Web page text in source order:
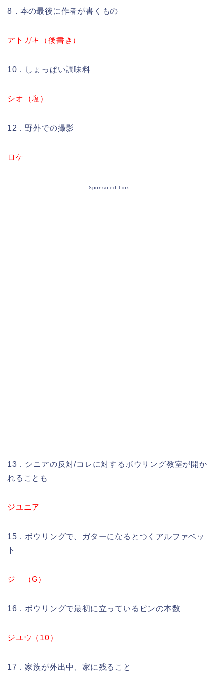
8．本の最後に作者が書くもの
アトガキ（後書き）
10．しょっぱい調味料
シオ（塩）
12．野外での撮影
ロケ
Sponsored Link
13．シニアの反対/コレに対するボウリング教室が開か
れることも
ジユニア
15．ボウリングで、ガターになるとつくアルファベッ
ト
ジー（G）
16．ボウリングで最初に立っているピンの本数
ジユウ（10）
17．家族が外出中、家に残ること